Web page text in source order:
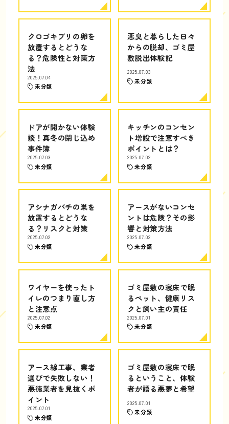
クロゴキブリの卵を
放置するとどうな
る？危険性と対策方
法
2025.07.04
未分類
悪臭と暮らした日々
からの脱却、ゴミ屋
敷脱出体験記
2025.07.03
未分類
ドアが開かない体験
談！真冬の閉じ込め
事件簿
2025.07.03
未分類
キッチンのコンセン
ト増設で注意すべき
ポイントとは？
2025.07.02
未分類
アシナガバチの巣を
放置するとどうな
る？リスクと対策
2025.07.02
未分類
アースがないコンセ
ントは危険？その影
響と対策方法
2025.07.02
未分類
ワイヤーを使ったト
イレのつまり直し方
と注意点
2025.07.02
未分類
ゴミ屋敷の寝床で眠
るペット、健康リス
クと飼い主の責任
2025.07.01
未分類
アース線工事、業者
選びで失敗しない！
悪徳業者を見抜くポ
イント
2025.07.01
未分類
ゴミ屋敷の寝床で眠
るということ、体験
者が語る悪夢と希望
2025.07.01
未分類